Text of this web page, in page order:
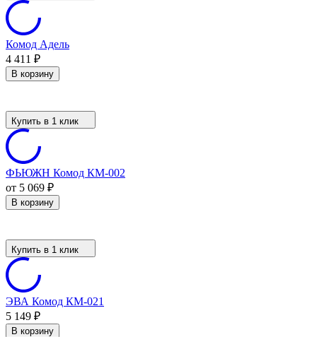
Комод Адель
4 411 ₽
В корзину
Купить в 1 клик
ФЬЮЖН Комод КМ-002
от 5 069 ₽
В корзину
Купить в 1 клик
ЭВА Комод КМ-021
5 149 ₽
В корзину